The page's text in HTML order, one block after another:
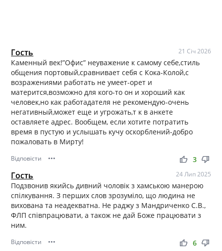
Гость 21 Січ 2026
Каменный век!”Офис” неуважение к самому себе,стиль
общения портовый,сравнивает себя с Кока-Колой,с
возражениями работать не умеет-орет и
матерится,возможно для кого-то он и хороший как
человек,но как работадателя не рекомендую-очень
негативный,может еще и угрожать,т к в анкете
оставляете адрес. Вообщем, если хотите потратить
время в пустую и услышать кучу оскорблений-добро
пожаловать в Мирту!
Відповісти ••• thumb_up thumb_down
3
Гость 24 Лип 2025
Подзвонив якийсь дивний чоловік з хамською манерою
спілкування. З перших слов зрозуміло, що людина не
вихована та неадекватна. Не раджу з Мандриченко С.В.,
ФЛП співпрацювати, а також не дай Боже працювати з
ним.
Відповісти ••• thumb_up thumb_down
6